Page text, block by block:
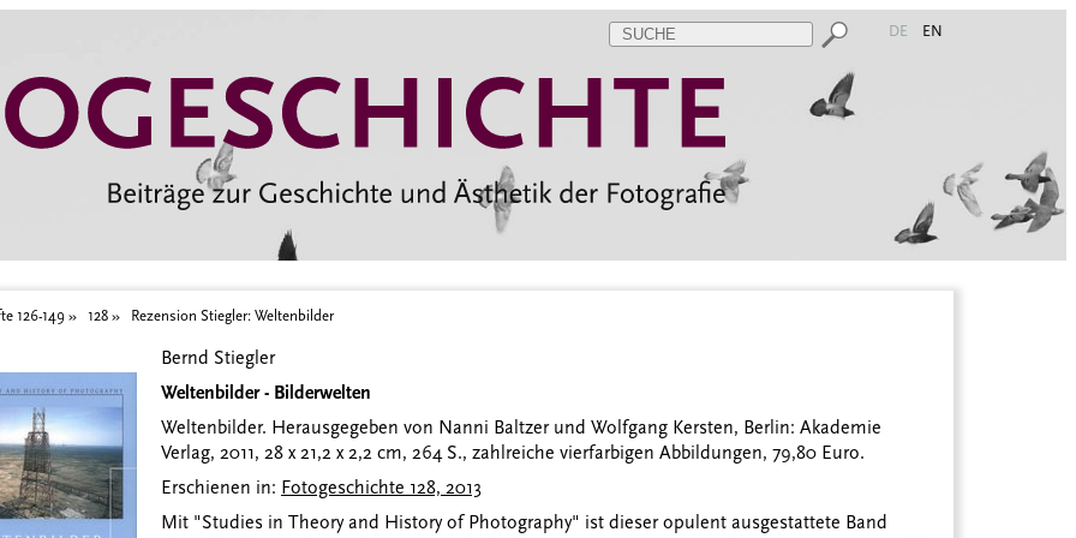
DE EN
126-149 128 Rezension Stiegler: Weltenbilder
Bernd Stiegler
Weltenbilder - Bilderwelten
Weltenbilder. Herausgegeben von Nanni Baltzer und Wolfgang Kersten, Berlin: Akademie
Verlag, 2011, 28 x 21,2 x 2,2 cm, 264 S., zahlreiche vierfarbigen Abbildungen, 79,80 Euro.
Erschienen in: Fotogeschichte 128, 2013
Mit "Studies in Theory and History of Photography" ist dieser opulent ausgestattete Band